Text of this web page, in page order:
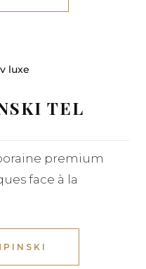
TEL
premium
face à la